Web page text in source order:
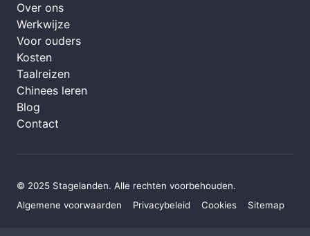
Over ons
Werkwijze
Voor ouders
Kosten
Taalreizen
Chinees leren
Blog
Contact
© 2025 Stagelanden. Alle rechten voorbehouden.
Algemene voorwaarden
Privacybeleid Cookies Sitemap